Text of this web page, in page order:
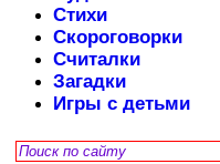
Стихи
Скороговорки
Считалки
Загадки
Игры с детьми